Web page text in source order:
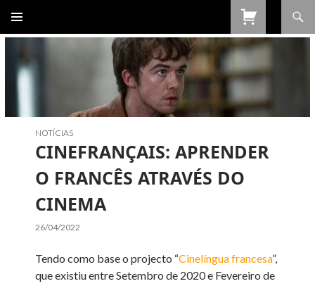
PARA
CONTEÚDO
NOTÍCIAS
CINEFRANÇAIS: APRENDER
O FRANCÊS ATRAVÉS DO
CINEMA
26/04/2022
Tendo como base o projecto “Cinelíngua francesa”,
que existiu entre Setembro de 2020 e Fevereiro de